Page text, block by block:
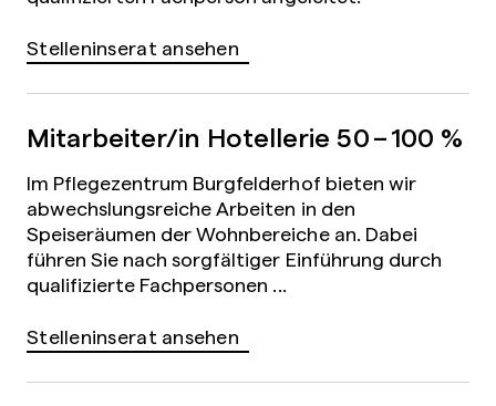
Stelleninserat ansehen
Mitarbeiter/in Hotellerie 50 – 100 %
Im Pflegezentrum Burgfelderhof bieten wir
abwechslungsreiche Arbeiten in den
Speiseräumen der Wohnbereiche an. Dabei
führen Sie nach sorgfältiger Einführung durch
qualifizierte Fachpersonen ...
Stelleninserat ansehen